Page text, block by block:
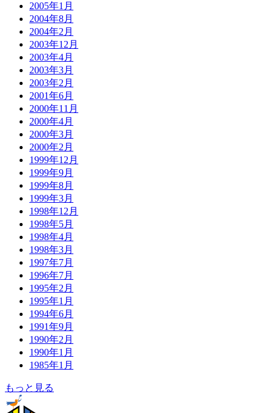
2005年1月
2004年8月
2004年2月
2003年12月
2003年4月
2003年3月
2003年2月
2001年6月
2000年11月
2000年4月
2000年3月
2000年2月
1999年12月
1999年9月
1999年8月
1999年3月
1998年12月
1998年5月
1998年4月
1998年3月
1997年7月
1996年7月
1995年2月
1995年1月
1994年6月
1991年9月
1990年2月
1990年1月
1985年1月
もっと見る